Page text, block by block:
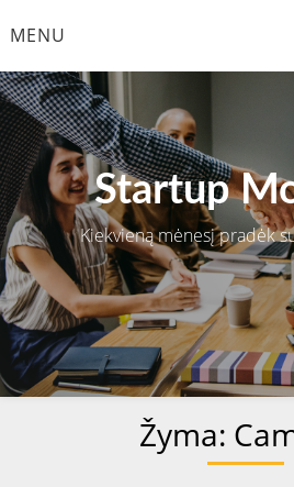
toMENU
Startup
Kiekvieną mėnesį pradėk
Žyma: